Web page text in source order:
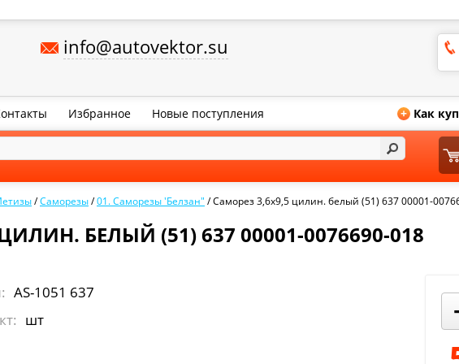
info@autovektor.su
Избранное Новые поступления + Как
/Саморезы/01. Саморезы 'Белзан" /Саморез 3,6х9,5 цилин. белый (51) 637 00001-
БЕЛЫЙ (51) 637 00001-0076690-018
AS-1051 637
шт